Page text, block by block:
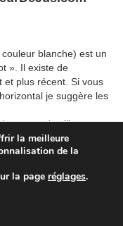
blanche) est un
». Il existe de
et plus récent. Si vous
je suggère les
comparer/meilleurs-
ont de meilleurs
qui permet
la pression aux
la meilleure
de la
la page réglages.